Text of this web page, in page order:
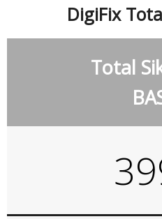
DigiFix
Total